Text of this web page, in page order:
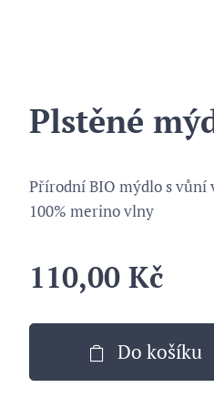
Plstěné
Přírodní BIO mýdlo s vůní
100% merino vlny
110,00 Kč
Do košíku